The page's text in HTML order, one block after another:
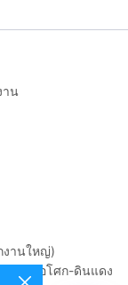
าน
งานใหญ่)
ถนนอโศก-ดินแดง